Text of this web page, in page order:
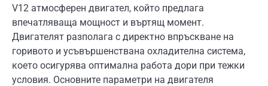
V12 атмосферен двигател, който предлага
впечатляваща мощност и въртящ момент.
Двигателят разполага с директно впръскване на
горивото и усъвършенствана охладителна система,
което осигурява оптимална работа дори при тежки
условия. Основните параметри на двигателя